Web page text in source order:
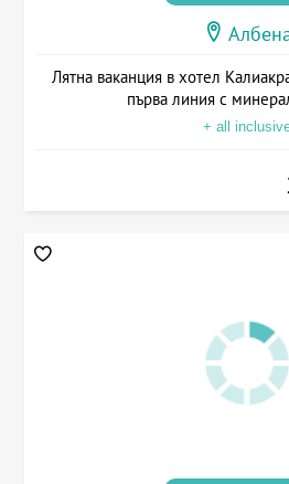
Лятна ваканция в хотел
първа линия с
+ all